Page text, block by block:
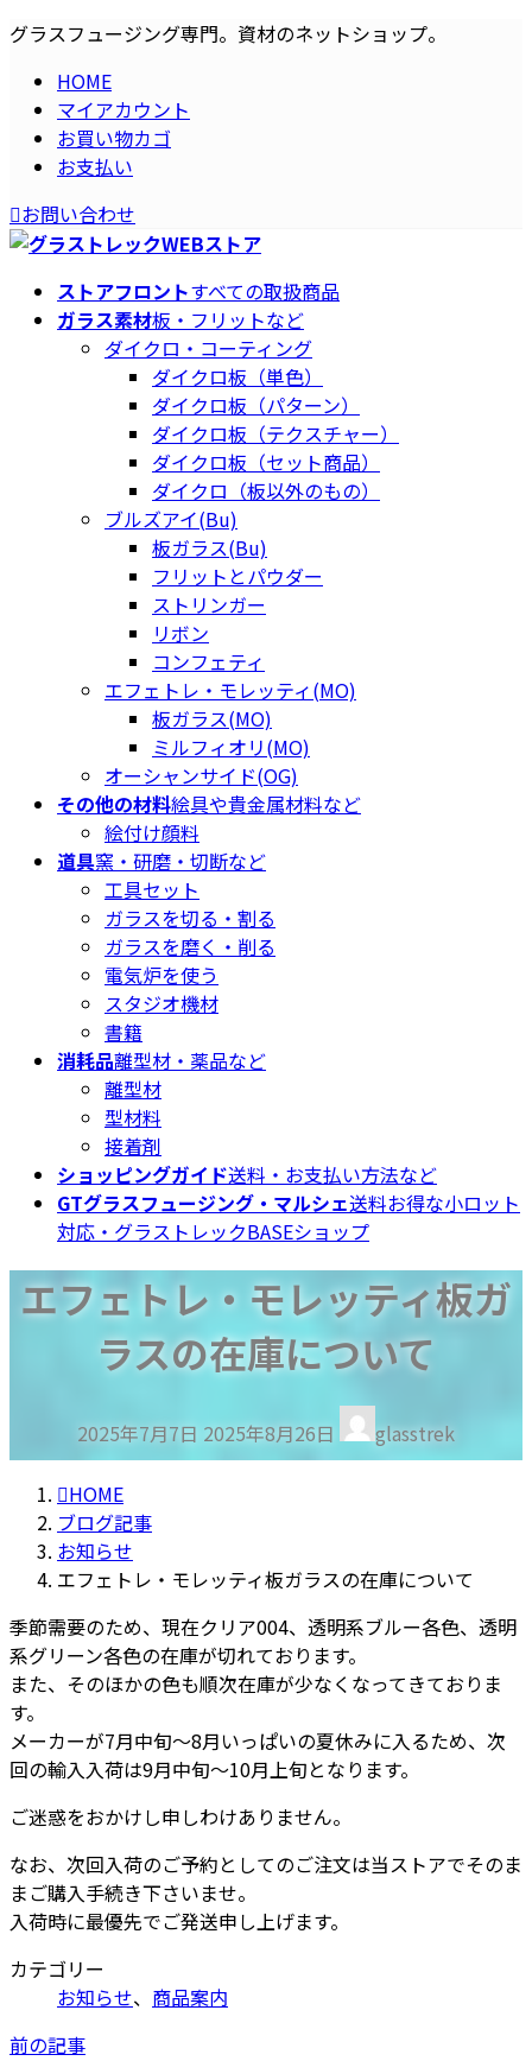
コ
ス
キ
ナ
ン
に
グラスフュージング専門。資材のネットショップ。
HOME
マイアカウント
お買い物カゴ
お支払い
お問い合わせ
ストアフロントすべての取扱商品
ガラス素材板・フリットなど
ダイクロ・コーティング
ダイクロ板（単色）
ダイクロ板（パターン）
ダイクロ板（テクスチャー）
ダイクロ板（セット商品）
ダイクロ（板以外のもの）
ブルズアイ(Bu)
板ガラス(Bu)
フリットとパウダー
ストリンガー
リボン
コンフェティ
エフェトレ・モレッティ(MO)
板ガラス(MO)
ミルフィオリ(MO)
オーシャンサイド(OG)
その他の材料絵具や貴金属材料など
絵付け顔料
道具窯・研磨・切断など
工具セット
ガラスを切る・割る
ガラスを磨く・削る
電気炉を使う
スタジオ機材
書籍
消耗品離型材・薬品など
離型材
型材料
接着剤
ショッピングガイド送料・お支払い方法など
GTグラスフュージング・マルシェ送料お得な小ロット
対応・グラストレックBASEショップ
エフェトレ・モレッティ板ガ
ラスの在庫について
2025年7月7日 終
:
2025年8月26日 glasstrek
HOME
ブログ記事
お知らせ
エフェトレ・モレッティ板ガラスの在庫について
季節需要のため、現在クリア004、透明系ブルー各色、透明
系グリーン各色の在庫が切れております。
また、そのほかの色も順次在庫が少なくなってきておりま
す。
メーカーが7月中旬～8月いっぱいの夏休みに入るため、次
回の輸入入荷は9月中旬～10月上旬となります。
ご迷惑をおかけし申しわけありません。
なお、次回入荷のご予約としてのご注文は当ストアでそのま
まご購入手続き下さいませ。
入荷時に最優先でご発送申し上げます。
カテゴリー
お知らせ、 商品案内
前の記事